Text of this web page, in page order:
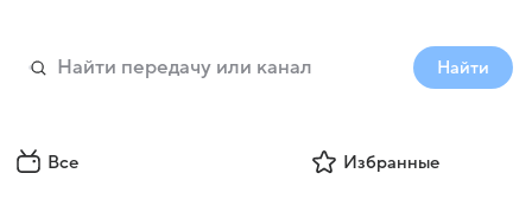
Найти
Все Избранные